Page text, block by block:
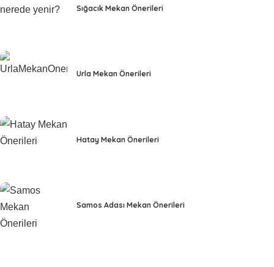
Sığacık Mekan Önerileri
Urla Mekan Önerileri
Hatay Mekan Önerileri
Samos Adası Mekan Önerileri